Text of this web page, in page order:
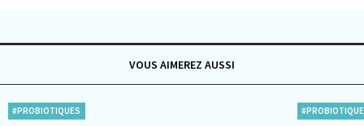
VOUS AIMEREZ AUSSI
#PROBIOTIQUES